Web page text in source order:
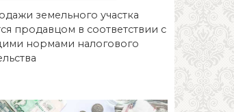
земельного участка
продавцом в соответствии с
нормами налогового